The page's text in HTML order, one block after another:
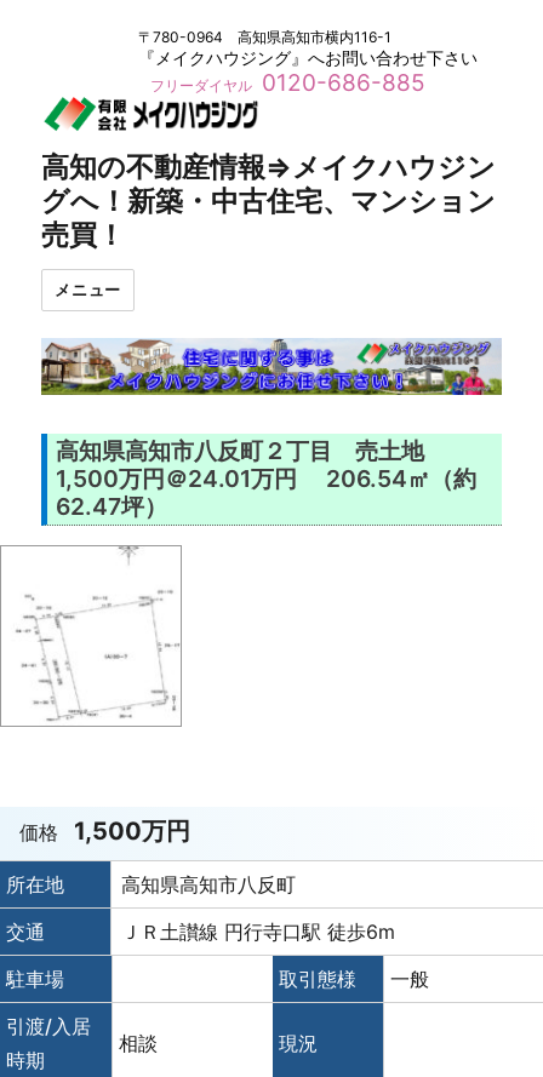
〒780-0964 高知県高知市横内116-1
『メイクハウジング』へお問い合わせ下さい
フリーダイヤル 0120-686-885
高知の不動産情報⇒メイクハウジン
グへ！新築・中古住宅、マンション
売買！
メニュー
高知県高知市八反町２丁目 売土地
1,500万円＠24.01万円 206.54㎡（約
62.47坪）
価格 1,500万円
所在地
高知県高知市八反町
交通
ＪＲ土讃線 円行寺口駅 徒歩6m
駐車場
取引態様
一般
引渡/入居
時期
相談 現況